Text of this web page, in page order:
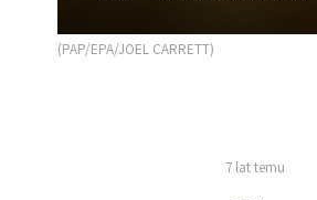
(PAP/EPA/JOEL CARRETT)
7 lat temu